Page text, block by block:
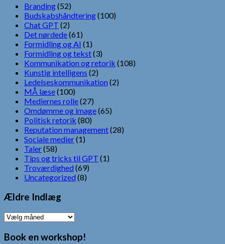
Branding(52)
Budskabshåndtering(100)
Chat GPT (2)
Det nørdede(61)
Formidling og AI (1)
Formidling og tekst(3)
Kommunikation og retorik (108)
Kunstig intelligens (2)
Ledelseskommunikation (2)
MÅ læse(100)
Mediernes rolle(27)
Omdømme og image(65)
Politisk retorik (80)
Reputation management(28)
Sociale medier(1)
Taler(58)
Tips og tricks til GPT (1)
Troværdighed (69)
Uncategorized (8)
Ældre Indlæg
Ældre
Book en workshop!